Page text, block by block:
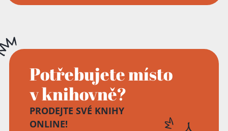
Potřebujete místo
v knihovně?
PRODEJTE SVÉ KNIHY
ONLINE!
Přidáno do košíku!